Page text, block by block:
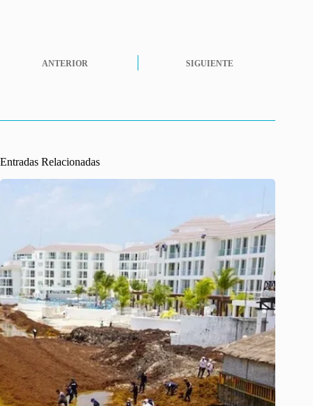
ok r
A
pp
ANTERIOR SIGUIENTE
Entradas Relacionadas